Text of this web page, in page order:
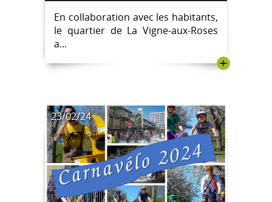
En collaboration avec les habitants,
le quartier de La Vigne-aux-Roses
a...
+
23/02/24